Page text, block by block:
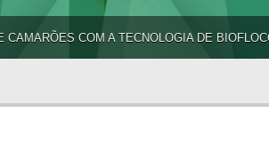
CAMARÕES COM A TECNOLOGIA DE